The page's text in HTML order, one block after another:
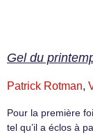
Gel du
Patrick Rotman,
Pour la première
tel qu’il a éclos à